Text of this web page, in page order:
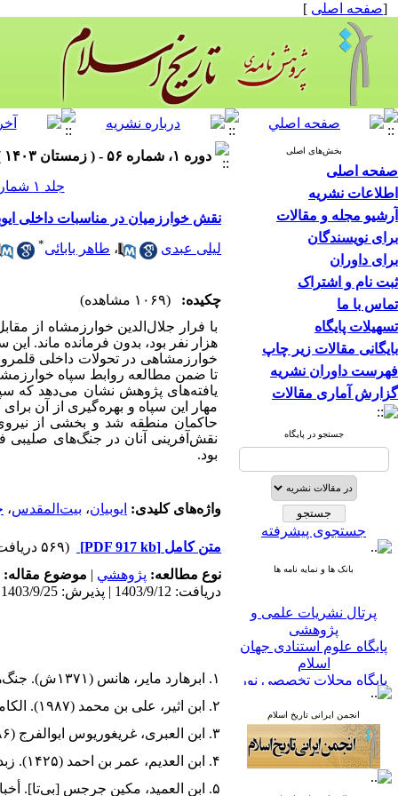
[صفحه اصلی ]
بخش‌های اصلی
صفحه اصلی
اطلاعات نشریه
آرشیو مجله و مقالات
برای نویسندگان
برای داوران
ثبت نام و اشتراک
تماس با ما
تسهیلات پایگاه
بایگانی مقالات زیر چاپ
فهرست داوران نشریه
گزارش آماری مقالات
جستجو در پایگاه
جستجوی پیشرفته
بانک ها و نمایه نامه ها
پرتال نشریات علمی و
پژوهشی
پایگاه علوم استنادی جهان
اسلام
پایگاه مجلات تخصصی نور
پایگاه مرکز اطلاعات جهاد
پرتال جامع علوم انسانی
بانک اطلاعات نشریات
کشور
google scholar
انجمن ایرانی تاریخ اسلام
دوره ۱، شماره ۵۶ - ( زمستان ۱۴۰۳ )
جلد ۱ شماره ۵۶ صفحات ۶۷-۵۳
نقش خوارزمیان در مناسبات داخلی
لیلی عبدی ، طاهر بابائی*
چکیده:
(۱۰۶۹ مشاهده)
با فرار جلال‌الدین خوارزمشاه از
هزار نفر بود، بدون فرمانده ماند.
خوارزمشاهی در تحولات داخلی قلمرو
تا ضمن مطالعه روابط سپاه
یافته‌های پژوهش نشان می‌دهد که
مهار این سپاه و بهره‌گیری از آن
حاکمان منطقه شد و بخشی از
بود.
واژه‌های کلیدی: ایوبیان، بیت‌المقدس،
متن کامل [PDF 917 kb]
(۵۶۹ دریافت)
نوع مطالعه: پژوهشي | موضوع مقاله:
دریافت: 1403/9/12 | پذیرش: 1403/9/25
۱. ابرهارد مایر، هانس (۱۳۷۱ش). جنگ‌های صلیبی. ترجمه عبدالحسین شاهکار. شیراز: انتشارات دانشگاه شیراز.
۲. ابن اثیر، علی بن محمد (۱۹۸۷). الکامل فی التاریخ. بیروت: دارالکتب العلمیه.
۳. ابن العبری، غریغوریوس ابوالفرج (۱۹۸۶). تاریخ الزمان. بیروت: دارالمشرق.
۴. ابن العدیم، عمر بن احمد (۱۴۲۵). زبده الحلب فی تاریخ حلب، دمشق: دارالکتب العربی.
۵. ابن العمید، مکین جرجس [بی‌تا]. أخبار الایوبیین، بی‌جا: مکتبه الثقافه الدینیه.